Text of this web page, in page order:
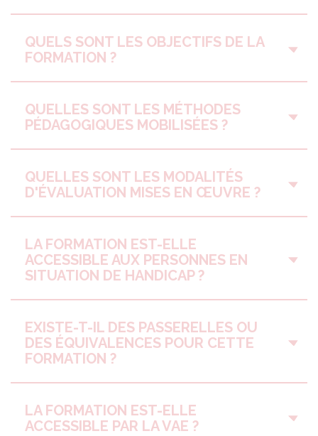
QUELS SONT LES OBJECTIFS DE LA
FORMATION ?
QUELLES SONT LES MÉTHODES
PÉDAGOGIQUES MOBILISÉES ?
QUELLES SONT LES MODALITÉS
D'ÉVALUATION MISES EN ŒUVRE ?
LA FORMATION EST-ELLE
ACCESSIBLE AUX PERSONNES EN
SITUATION DE HANDICAP ?
EXISTE-T-IL DES PASSERELLES OU
DES ÉQUIVALENCES POUR CETTE
FORMATION ?
LA FORMATION EST-ELLE
ACCESSIBLE PAR LA VAE ?